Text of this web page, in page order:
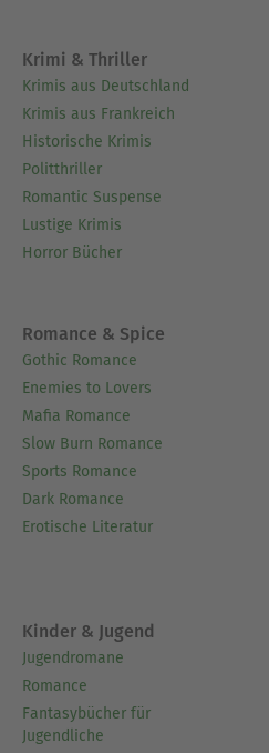
Krimi & Thriller
Krimis aus Deutschland
Krimis aus Frankreich
Historische Krimis
Politthriller
Romantic Suspense
Lustige Krimis
Horror Bücher
Romance & Spice
Gothic Romance
Enemies to Lovers
Mafia Romance
Slow Burn Romance
Sports Romance
Dark Romance
Erotische Literatur
Kinder & Jugend
Jugendromane
Romance
Fantasybücher für
Jugendliche